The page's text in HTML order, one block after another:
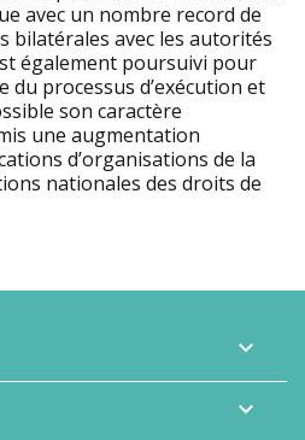
avec un nombre record de
bilatérales avec les autorités
également poursuivi pour
processus d’exécution et
son caractère
une augmentation
d’organisations de la
nationales des droits de

